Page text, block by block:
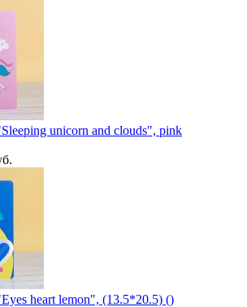
unicorn and clouds", pink
heart lemon", (13.5*20.5) ()